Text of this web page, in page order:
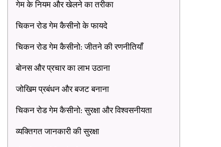
गेम के नियम और खेलने का तरीका
चिकन रोड गेम कैसीनो के फायदे
चिकन रोड गेम कैसीनो: जीतने की रणनीतियाँ
बोनस और प्रचार का लाभ उठाना
जोखिम प्रबंधन और बजट बनाना
चिकन रोड गेम कैसीनो: सुरक्षा और विश्वसनीयता
व्यक्तिगत जानकारी की सुरक्षा